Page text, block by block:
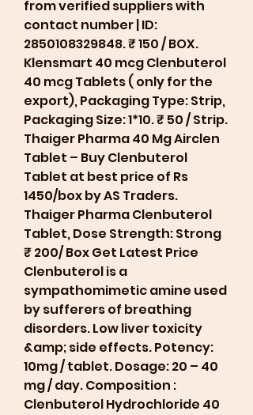
from verified suppliers with
contact number | ID:
2850108329848. ₹ 150 / BOX.
Klensmart 40 mcg Clenbuterol
40 mcg Tablets ( only for the
export), Packaging Type: Strip,
Packaging Size: 1*10. ₹ 50 / Strip.
Thaiger Pharma 40 Mg Airclen
Tablet – Buy Clenbuterol
Tablet at best price of Rs
1450/box by AS Traders.
Thaiger Pharma Clenbuterol
Tablet, Dose Strength: Strong
₹ 200/ Box Get Latest Price
Clenbuterol is a
sympathomimetic amine used
by sufferers of breathing
disorders. Low liver toxicity
&amp; side effects. Potency:
10mg / tablet. Dosage: 20 – 40
mg / day. Composition :
Clenbuterol Hydrochloride 40